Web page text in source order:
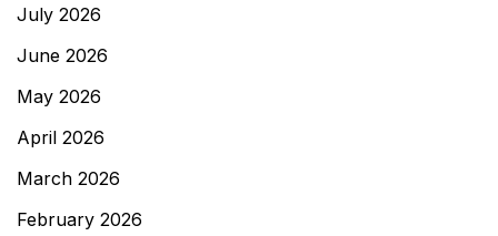
July 2026
June 2026
May 2026
April 2026
March 2026
February 2026